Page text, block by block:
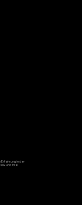
in der
und ihre